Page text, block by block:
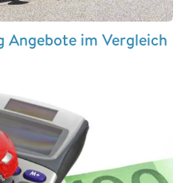
Angebote im Vergleich